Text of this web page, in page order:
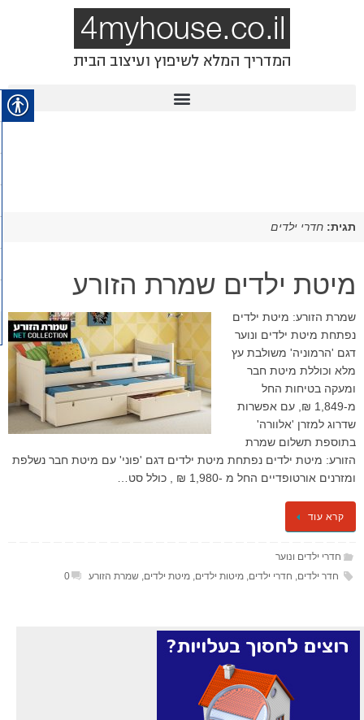
תגית: חדרי ילדים
מיטת ילדים שמרת הזורע
שמרת הזורע: מיטת ילדים
נפתחת מיטת ילדים ונוער
דגם 'הרמוניה' משולבת עץ
מלא וכוללת מיטת חבר
ומעקה בטיחות החל
מ-1,849 ₪, עם אפשרות
שדרוג למזרן 'אלוורה'
בתוספת תשלום שמרת
הזורע: מיטת ילדים נפתחת מיטת ילדים דגם 'פוני' עם מיטת חבר נשלפת
ומזרנים אורטופדיים החל מ -1,980 ₪ , כולל סט…
קרא עוד
חדרי ילדים ונוער
חדר ילדים חדרי ילדים מיטות ילדים מיטת ילדים שמרת הזורע 0